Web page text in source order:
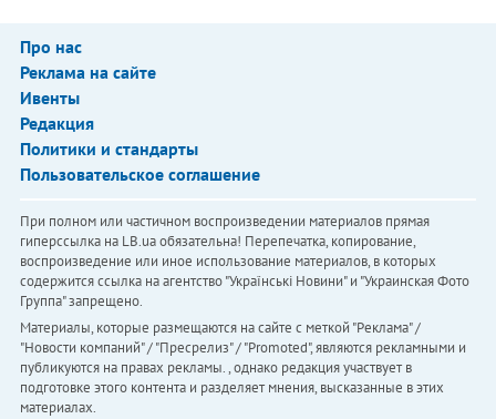
Про нас
Реклама на сайте
Ивенты
Редакция
Политики и стандарты
Пользовательское соглашение
При полном или частичном воспроизведении материалов прямая
гиперссылка на LB.ua обязательна! Перепечатка, копирование,
воспроизведение или иное использование материалов, в которых
содержится ссылка на агентство "Українськi Новини" и "Украинская Фото
Группа" запрещено.
Материалы, которые размещаются на сайте с меткой "Реклама" /
"Новости компаний" / "Пресрелиз" / "Promoted", являются рекламными и
публикуются на правах рекламы. , однако редакция участвует в
подготовке этого контента и разделяет мнения, высказанные в этих
материалах.